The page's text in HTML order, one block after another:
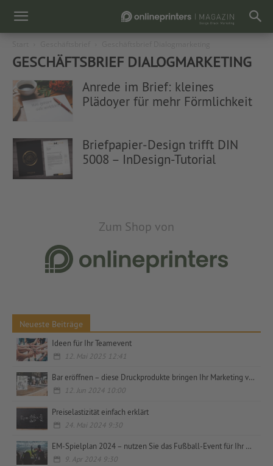
GESCHÄFTSBRIEF DIALOGMARKETING
Anrede im Brief: kleines
Plädoyer für mehr Förmlichkeit
Briefpapier-Design trifft DIN
5008 – InDesign-Tutorial
Zum Shop von
Neueste Beiträge
Ideen für Ihr Teamevent
12. Mai 2025 12:41
Bar eröffnen – diese Druckprodukte bringen Ihr Marketing voran
12. Jun 2024 10:00
Preiselastizität einfach erklärt
24. Mai 2024 9:30
EM-Spielplan 2024 – nutzen Sie das Fußball-Event für Ihr Marketing
9. Apr 2024 9:30